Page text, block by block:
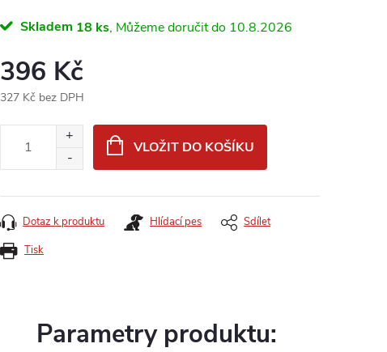
Skladem 18 ks 10.8.2026
396 Kč
327 Kč bez DPH
VLOŽIT DO KOŠÍKU
Tisk
Dotaz k produktu Hlídací pes Sdílet
Parametry produktu: